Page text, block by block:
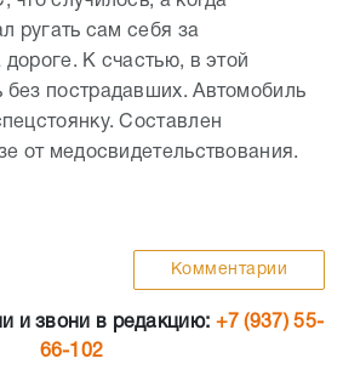
ругать сам себя за
К счастью, в этой
пострадавших. Автомобиль
Составлен
от медосвидетельствования.
Комментарии
и звони в редакцию: +7 (937) 55-
66-102